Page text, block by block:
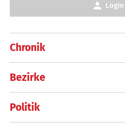
Chronik
Bezirke
Politik
Login